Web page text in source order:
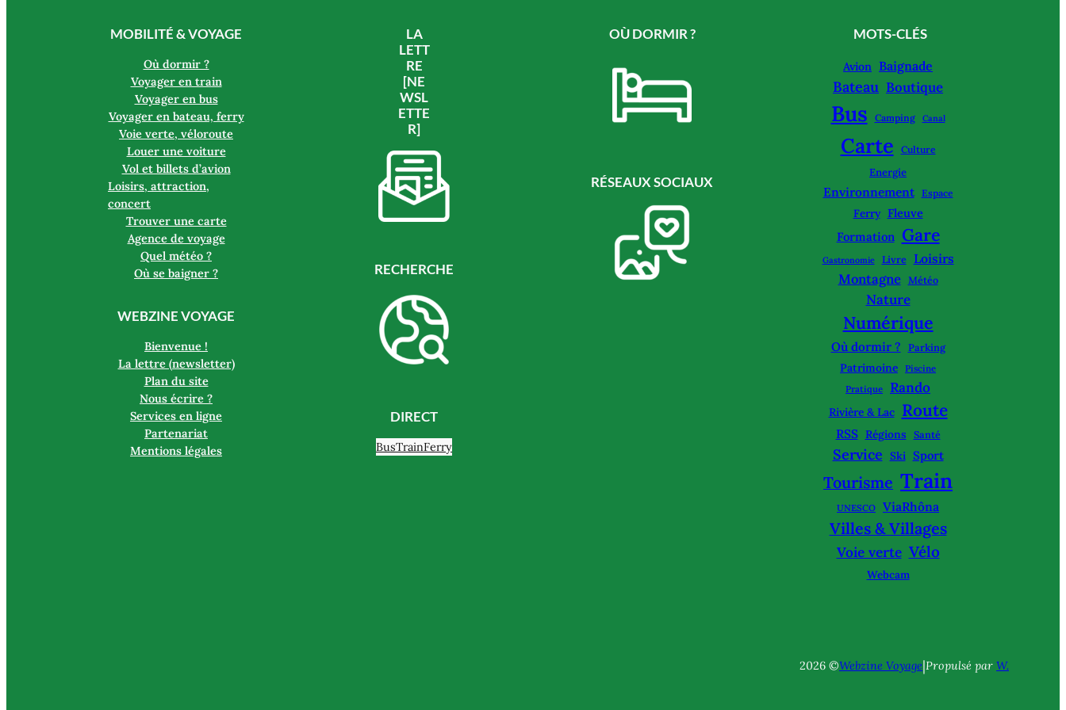
MOBILITÉ & VOYAGE
Où dormir ?
Voyager en train
Voyager en bus
Voyager en bateau, ferry
Voie verte, véloroute
Louer une voiture
Vol et billets d’avion
Loisirs, attraction,
concert
Trouver une carte
Agence de voyage
Quel météo ?
Où se baigner ?
WEBZINE VOYAGE
Bienvenue !
La lettre (newsletter)
Plan du site
Nous écrire ?
Services en ligne
Partenariat
Mentions légales
LA
LETT
RE
[NE
WSL
ETTE
R]
RECHERCHE
DIRECT
BusTrainFerry
OÙ DORMIR ?
RÉSEAUX SOCIAUX
MOTS-CLÉS
Avion Baignade
Bateau Boutique
Bus Camping Canal
Carte Culture
Energie
Environnement Espace
Ferry Fleuve
Formation Gare
Gastronomie Livre Loisirs
Montagne Météo
Nature
Numérique
Où dormir ? Parking
Patrimoine
Piscine
Pratique
Rando
Rivière & Lac Route
RSS Régions Santé
Service Ski Sport
Tourisme Train
UNESCO ViaRhôna
Villes & Villages
Voie verte Vélo
Webcam
2026 ©Webzine Voyage|Propulsé par W.